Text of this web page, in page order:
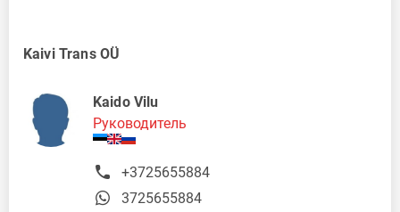
Kaivi Trans OÜ
Kaido Vilu
Руководитель
+3725655884
3725655884